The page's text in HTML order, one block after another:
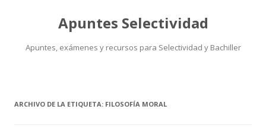
Apuntes Selectividad
Apuntes, exámenes y recursos para Selectividad y Bachiller
ARCHIVO DE LA ETIQUETA: FILOSOFÍA MORAL